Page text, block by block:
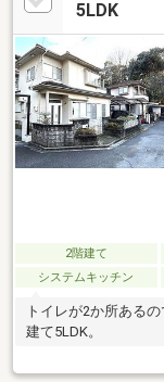
店まで650m（徒歩9
で1200m（徒歩15分
5LDK
2階建て
システムキッチン
トイレが2か所ある
建て5LDK。